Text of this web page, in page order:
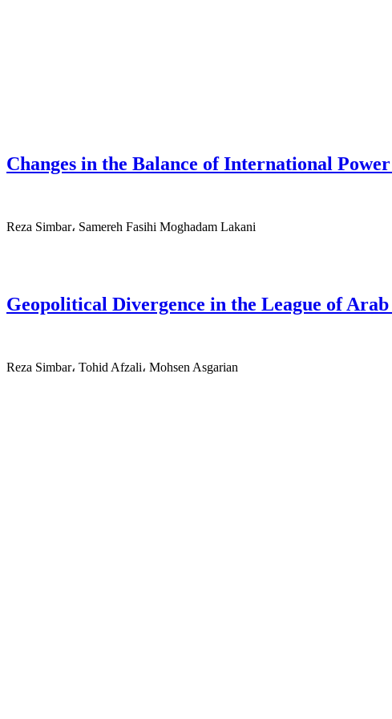
Changes in the Balance of International
Reza Simbar، Samereh Fasihi Moghadam Lakani
Geopolitical Divergence in the League of
Reza Simbar، Tohid Afzali، Mohsen Asgarian